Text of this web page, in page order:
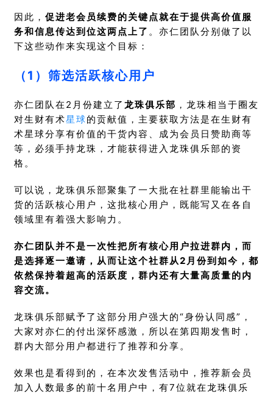
因此， 促进老会员续费的关键点就在于提供高价值服
务和信息传达到位这两点上了 。亦仁团队分别做了以
下这些动作来实现这个目标：
（1）筛选活跃核心用户
亦仁团队在2月份建立了 龙珠俱乐部 ，龙珠相当于圈友
对生财有术星球的贡献值，主要获取方法是在生财有
术星球分享有价值的干货内容、成为会员日赞助商等
等，必须手持龙珠，才能获得进入龙珠俱乐部的资
格。
可以说，龙珠俱乐部聚集了一大批在社群里能输出干
货的活跃核心用户，这批核心用户，既能写又在各自
领域里有着强大影响力。
亦仁团队并不是一次性把所有核心用户拉进群内，而
是选择逐一邀请，从而让这个社群从2月份到如今，都
依然保持着超高的活跃度，群内还有大量高质量的内
容交流。
龙珠俱乐部赋予了这部分用户强大的“身份认同感”，
大家对亦仁的付出深怀感激，所以在第四期发售时，
群内大部分用户都进行了推荐和分享。
效果也是看得到的，在本次发售活动中，推荐新会员
加入人数最多的前十名用户中，有7位就在龙珠俱乐